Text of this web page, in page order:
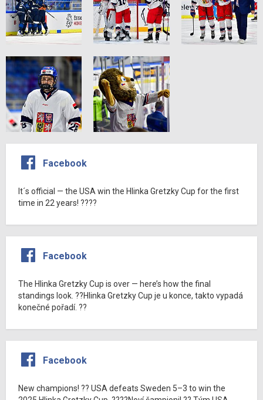
Facebook
It´s official — the USA win the Hlinka Gretzky Cup for the first
time in 22 years! ????
Facebook
The Hlinka Gretzky Cup is over — here’s how the final
standings look. ??Hlinka Gretzky Cup je u konce, takto vypadá
konečné pořadí. ??
Facebook
New champions! ?? USA defeats Sweden 5–3 to win the